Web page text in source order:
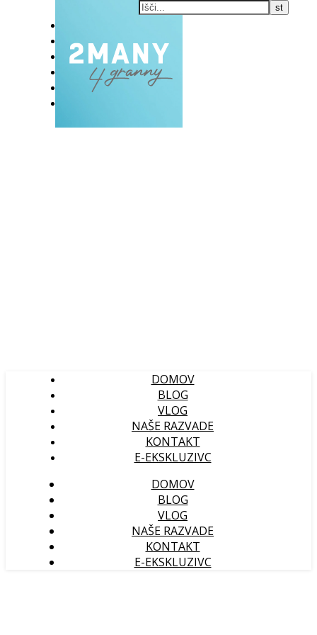
BLOG
VLOG
NAŠE RAZVADE
KONTAKT
DOMOV
BLOG
VLOG
NAŠE RAZVADE
KONTAKT
E-EKSKLUZIVC
DOMOV
BLOG
VLOG
NAŠE RAZVADE
KONTAKT
E-EKSKLUZIVC